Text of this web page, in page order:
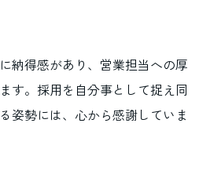
納得感があり、営業担当への厚
す。採用を自分事として捉え同
姿勢には、心から感謝していま